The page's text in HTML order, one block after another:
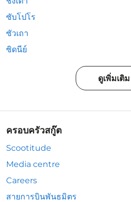
ซับโปโร
ซัวเถา
ซิดนีย์
ดูเพิ่มเติม
ครอบครัวสกู๊ต
Scootitude
Media centre
Careers
สายการบินพันธมิตร